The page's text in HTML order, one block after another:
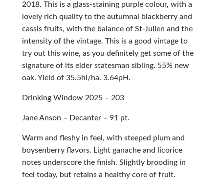
2018. This is a glass-staining purple colour, with a
lovely rich quality to the autumnal blackberry and
cassis fruits, with the balance of St-Julien and the
intensity of the vintage. This is a good vintage to
try out this wine, as you definitely get some of the
signature of its elder statesman sibling. 55% new
oak. Yield of 35.5hl/ha. 3.64pH.
Drinking Window 2025 – 203
Jane Anson – Decanter – 91 pt.
Warm and fleshy in feel, with steeped plum and
boysenberry flavors. Light ganache and licorice
notes underscore the finish. Slightly brooding in
feel today, but retains a healthy core of fruit.